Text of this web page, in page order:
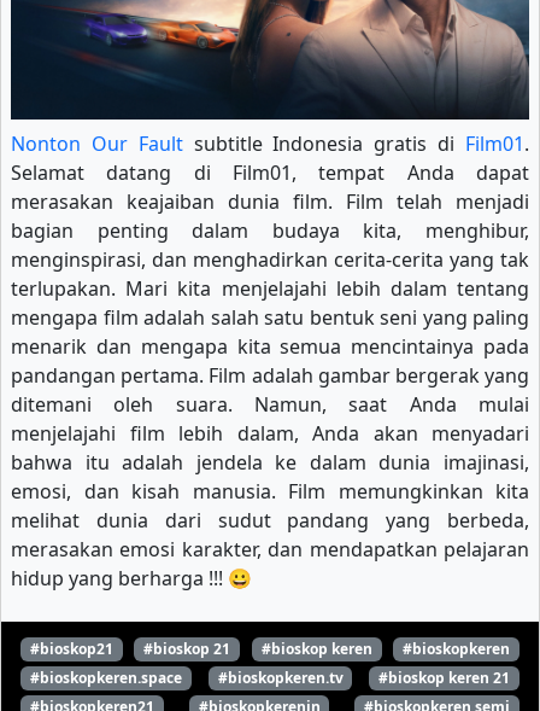
Nonton Our Faultsubtitle Indonesia gratis di Film01.
Selamat datang di Film01, tempat Anda dapat
merasakan keajaiban dunia film. Film telah menjadi
bagian penting dalam budaya kita, menghibur,
menginspirasi, dan menghadirkan cerita-cerita yang tak
terlupakan. Mari kita menjelajahi lebih dalam tentang
mengapa film adalah salah satu bentuk seni yang paling
menarik dan mengapa kita semua mencintainya pada
pandangan pertama. Film adalah gambar bergerak yang
ditemani oleh suara. Namun, saat Anda mulai
menjelajahi film lebih dalam, Anda akan menyadari
bahwa itu adalah jendela ke dalam dunia imajinasi,
emosi, dan kisah manusia. Film memungkinkan kita
melihat dunia dari sudut pandang yang berbeda,
merasakan emosi karakter, dan mendapatkan pelajaran
hidup yang berharga !!! 😀
#bioskop21 #bioskop 21 #bioskop keren
#bioskopkeren
#bioskopkeren.space
#bioskopkeren.tv
#bioskop keren 21